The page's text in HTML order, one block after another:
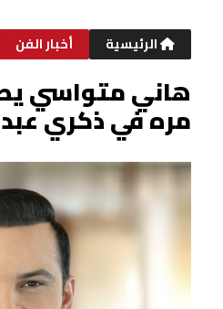
الرئيسية أخبار الفن
هاني متواسي
مره في ذكري عبد